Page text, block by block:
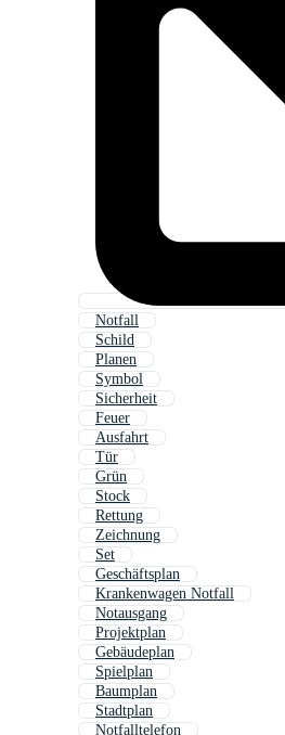
Notfall
Schild
Planen
Symbol
Sicherheit
Feuer
Ausfahrt
Tür
Grün
Stock
Rettung
Zeichnung
Set
Geschäftsplan
Krankenwagen Notfall
Notausgang
Projektplan
Gebäudeplan
Spielplan
Baumplan
Stadtplan
Notfalltelefon